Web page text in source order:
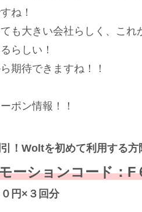
ね！
も大きい会社らしく、こ
らしい！
期待できますね！！
ポン情報！！
！Woltを初めて利用する方
ーションコード：F
円×３回分